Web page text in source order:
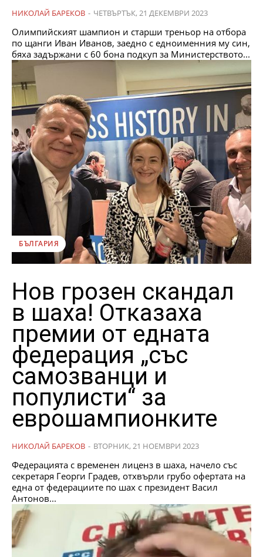
НИКОЛАЙ БАРЕКОВ - ЧЕТВЪРТЪК, 21 ДЕКЕМВРИ 2023
Олимпийският шампион и старши треньор на отбора
по щанги Иван Иванов, заедно с едноименния му син,
бяха задържани с 60 бона подкуп за Министерството...
БЪЛГАРИЯ
Нов грозен скандал
в шаха! Отказаха
премии от едната
федерация „със
самозванци и
популисти“ за
еврошампионките
НИКОЛАЙ БАРЕКОВ - ВТОРНИК, 21 НОЕМВРИ 2023
Федерацията с временен лиценз в шаха, начело със
секретаря Георги Градев, отхвърли грубо офертата на
една от федерациите по шах с президент Васил
Антонов...